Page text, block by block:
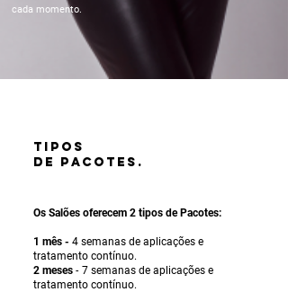
cada momento.
TIPOS
DE PACOTES.
Os Salões oferecem 2 tipos de Pacotes:
1 mês - 4 semanas de aplicações e
tratamento contínuo.
2 meses - 7 semanas de aplicações e
tratamento contínuo.